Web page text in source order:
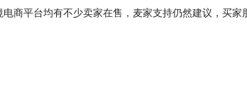
商平台均有不少卖家在售，麦家支持仍然建议，买